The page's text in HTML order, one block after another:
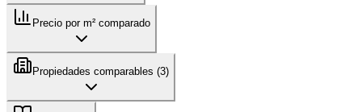
Precio por m² comparado
Propiedades comparables (3)